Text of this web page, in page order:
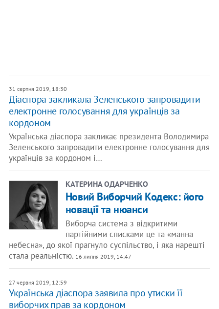
31 серпня 2019, 18:30
Діаспора закликала Зеленського запровадити
електронне голосування для українців за
кордоном
Українська діаспора закликає президента Володимира
Зеленського запровадити електронне голосування для
українців за кордоном і…
КАТЕРИНА ОДАРЧЕНКО
Новий Виборчий Кодекс: його
новації та нюанси
Виборча система з відкритими
партійними списками це та «манна
небесна», до якої прагнуло суспільство, і яка нарешті
стала реальністю. 16 липня 2019, 14:47
27 червня 2019, 12:59
Українська діаспора заявила про утиски її
виборчих прав за кордоном